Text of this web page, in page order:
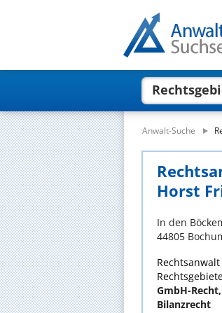
Anwalt-Suche
Horst
In den
44805
GmbH-
Bilanzrecht